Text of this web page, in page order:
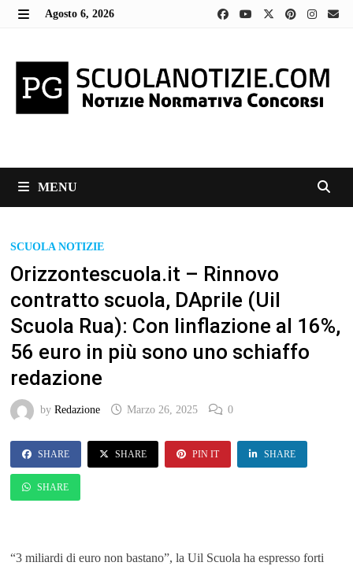
Skip
Agosto 6, 2026
MENU
SCUOLA NOTIZIE
Orizzontescuola.it – Rinnovo
contratto scuola, DAprile (Uil
Scuola Rua): Con linflazione al 16%,
56 euro in più sono uno schiaffo
redazione
by Redazione Marzo 26, 2025 0
SHARE SHARE PIN IT SHARE
SHARE
“3 miliardi di euro non bastano”, la Uil Scuola ha espresso forti